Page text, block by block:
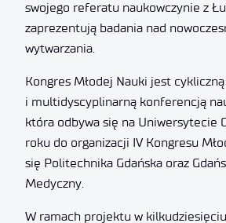
swojego referatu naukowczynie z
zaprezentują badania nad
wytwarzania.
Kongres Młodej Nauki jest
i multidyscyplinarną konferencją
która odbywa się na Uniwersytecie
roku do organizacji IV Kongresu
się Politechnika Gdańska oraz
Medyczny.
W ramach projektu w